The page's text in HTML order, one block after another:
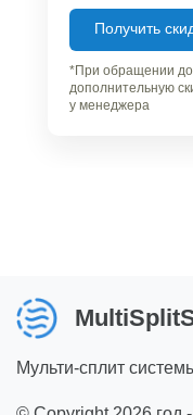
Получить
*При обращении до
дополнительную
у менеджера
Мульти-сплит